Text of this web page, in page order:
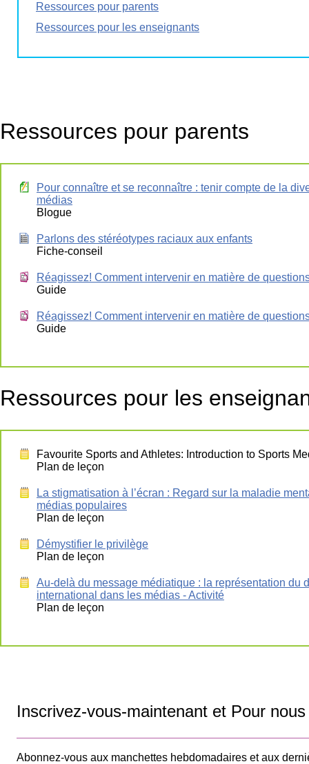
Ressources pour parents
Ressources pour les enseignants
Ressources pour parents
Pour connaître et se reconnaître : tenir compte de la
médias
Blogue
Parlons des stéréotypes raciaux aux enfants
Fiche-conseil
Réagissez! Comment intervenir en matière de
Guide
Réagissez! Comment intervenir en matière de
Guide
Ressources pour les
Favourite Sports and Athletes: Introduction to Sports
Plan de leçon
La stigmatisation à l’écran : Regard sur la maladie
médias populaires
Plan de leçon
Démystifier le privilège
Plan de leçon
Au-delà du message médiatique : la représentation du
international dans les médias - Activité
Plan de leçon
Inscrivez-vous-maintenant et Pour
Abonnez-vous aux manchettes hebdomadaires et aux